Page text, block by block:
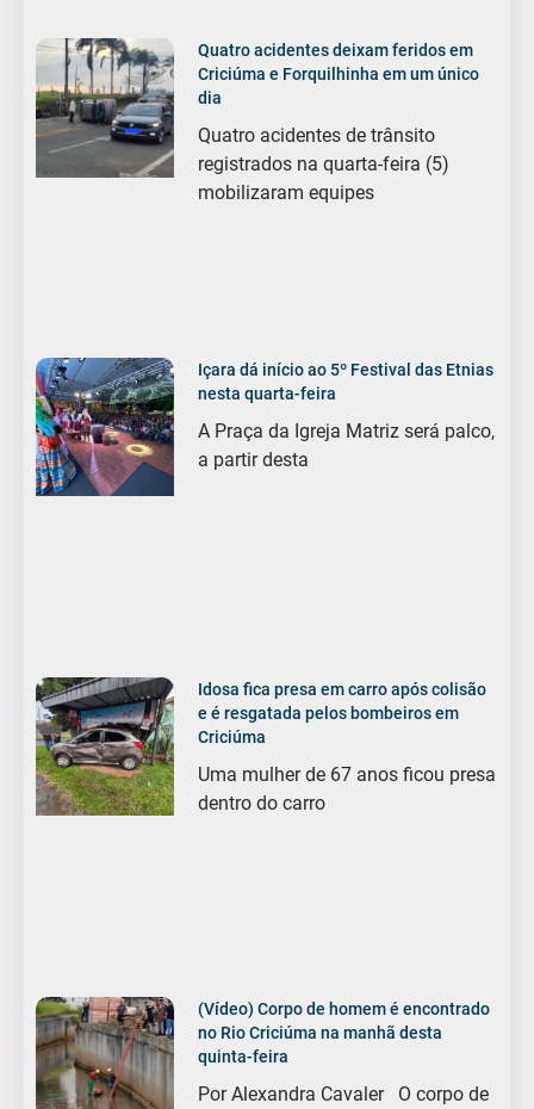
Quatro acidentes deixam feridos em
Criciúma e Forquilhinha em um único
dia
Quatro acidentes de trânsito
registrados na quarta-feira (5)
mobilizaram equipes
Içara dá início ao 5º Festival das Etnias
nesta quarta-feira
A Praça da Igreja Matriz será palco,
a partir desta
Idosa fica presa em carro após colisão
e é resgatada pelos bombeiros em
Criciúma
Uma mulher de 67 anos ficou presa
dentro do carro
(Vídeo) Corpo de homem é encontrado
no Rio Criciúma na manhã desta
quinta-feira
Por Alexandra Cavaler O corpo de